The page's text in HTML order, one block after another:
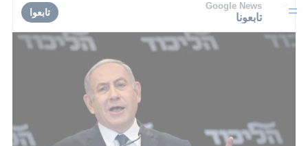
Google News
تابعونا تابعوا